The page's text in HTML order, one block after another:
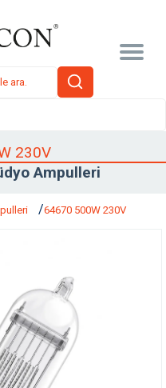
230V
Ampulleri
64670 500W 230V